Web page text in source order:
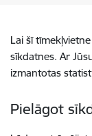
Lai šī
sīkdatnes. Ar
izmantotas
Pielāgot